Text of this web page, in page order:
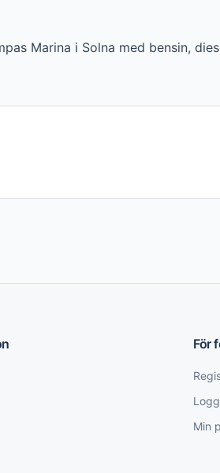
Marina i Solna med bensin,
För
Min